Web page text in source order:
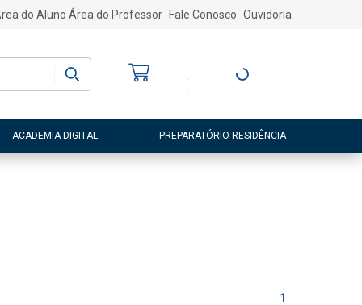
do Aluno Área do Professor Fale Conosco Ouvidoria
Entre ou Cadastre-
ACADEMIA DIGITAL PREPARATÓRIO RESIDÊNCIA
1